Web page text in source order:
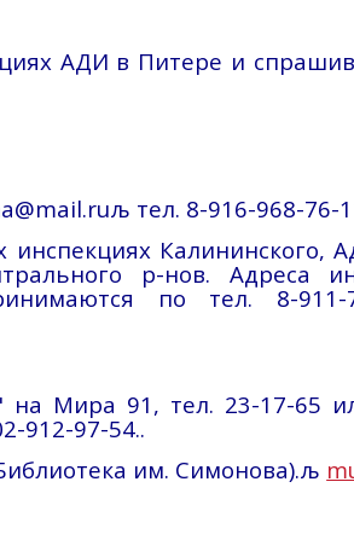
АДИ в Питере и
љ тел. 8-916-968-76-
Калининского,
р-нов. Адреса
по тел. 8-
на Мира 91, тел. 23-17-65
912-97-54..
им. Симонова).љ